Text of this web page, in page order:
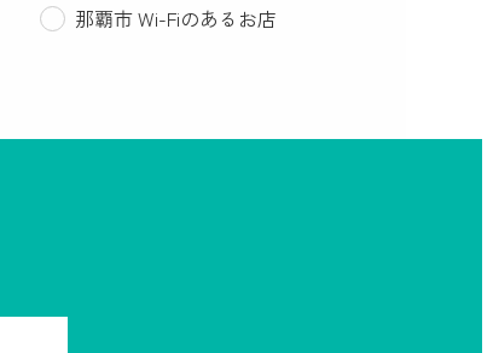
那覇市 Wi-Fiのあるお店